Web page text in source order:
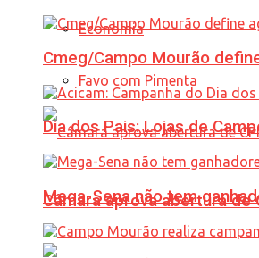
Economia
Favo com Pimenta
Câmara aprova abertura de
Cmeg/Campo Mourão
Dia dos Pais: Lojas de
Mega-Sena não tem